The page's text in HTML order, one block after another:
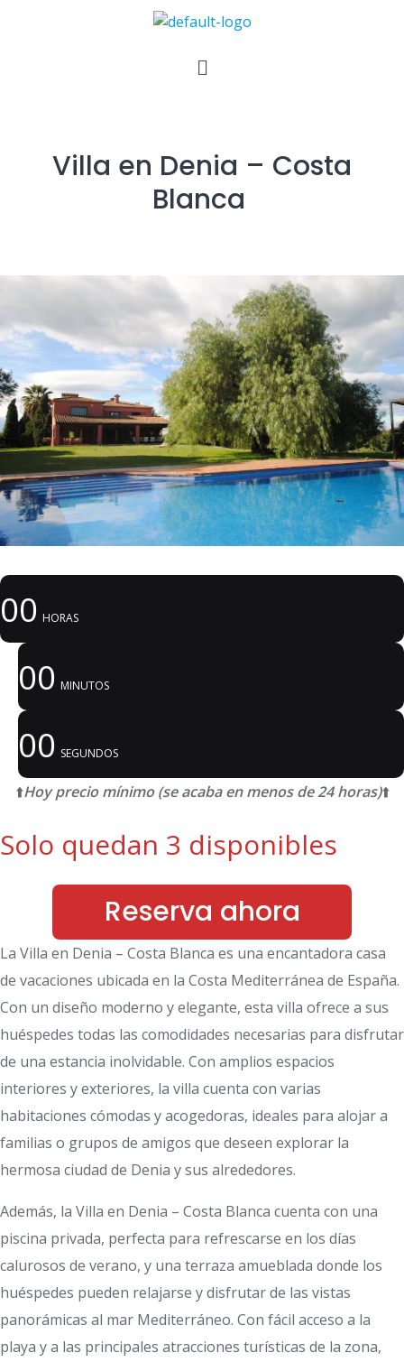
Villa en Denia – Costa
Blanca
00 HORAS
00 MINUTOS
00 SEGUNDOS
⬆️Hoy precio mínimo (se acaba en menos de 24 horas)⬆️
Solo quedan 3 disponibles
Reserva ahora
La Villa en Denia – Costa Blanca es una encantadora casa
de vacaciones ubicada en la Costa Mediterránea de España.
Con un diseño moderno y elegante, esta villa ofrece a sus
huéspedes todas las comodidades necesarias para disfrutar
de una estancia inolvidable. Con amplios espacios
interiores y exteriores, la villa cuenta con varias
habitaciones cómodas y acogedoras, ideales para alojar a
familias o grupos de amigos que deseen explorar la
hermosa ciudad de Denia y sus alrededores.
Además, la Villa en Denia – Costa Blanca cuenta con una
piscina privada, perfecta para refrescarse en los días
calurosos de verano, y una terraza amueblada donde los
huéspedes pueden relajarse y disfrutar de las vistas
panorámicas al mar Mediterráneo. Con fácil acceso a la
playa y a las principales atracciones turísticas de la zona,